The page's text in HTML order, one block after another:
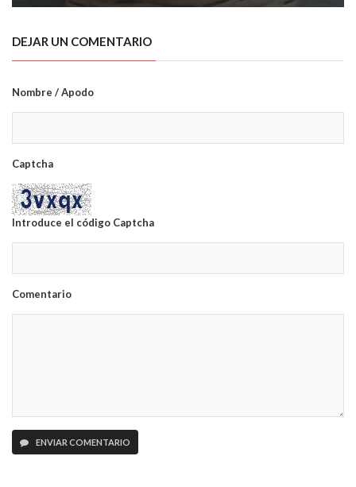
DEJAR UN COMENTARIO
Nombre / Apodo
Captcha
Introduce el código Captcha
Comentario
ENVIAR COMENTARIO